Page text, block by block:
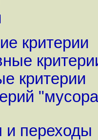
критерии
критерии
и переходы